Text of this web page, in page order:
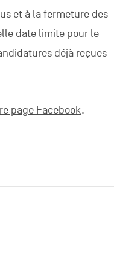
et à la fermeture des
date limite pour le
déjà reçues
page Facebook.